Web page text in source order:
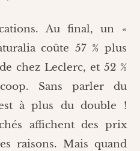
Au final, un «
coûte 57 % plus
chez Leclerc, et 52 %
Sans parler du
à plus du double !
affichent des prix
raisons. Mais quand